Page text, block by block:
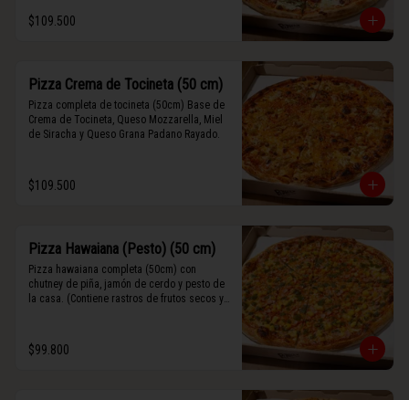
$109.500
Pizza Crema de Tocineta (50 cm)
Pizza completa de tocineta (50cm) Base de
Crema de Tocineta, Queso Mozzarella, Miel
de Siracha y Queso Grana Padano Rayado.
$109.500
Pizza Hawaiana (Pesto) (50 cm)
Pizza hawaiana completa (50cm) con
chutney de piña, jamón de cerdo y pesto de
la casa. (Contiene rastros de frutos secos y
$99.800